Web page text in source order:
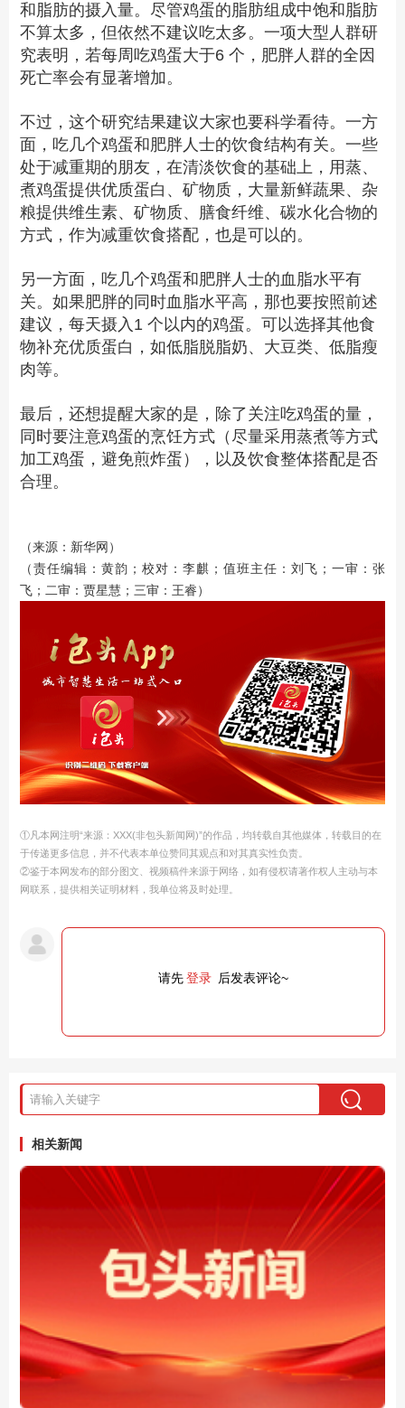
和脂肪的摄入量。尽管鸡蛋的脂肪组成中饱和脂肪
不算太多，但依然不建议吃太多。一项大型人群研
究表明，若每周吃鸡蛋大于6 个，肥胖人群的全因
死亡率会有显著增加。
不过，这个研究结果建议大家也要科学看待。一方
面，吃几个鸡蛋和肥胖人士的饮食结构有关。一些
处于减重期的朋友，在清淡饮食的基础上，用蒸、
煮鸡蛋提供优质蛋白、矿物质，大量新鲜蔬果、杂
粮提供维生素、矿物质、膳食纤维、碳水化合物的
方式，作为减重饮食搭配，也是可以的。
另一方面，吃几个鸡蛋和肥胖人士的血脂水平有
关。如果肥胖的同时血脂水平高，那也要按照前述
建议，每天摄入1 个以内的鸡蛋。可以选择其他食
物补充优质蛋白，如低脂脱脂奶、大豆类、低脂瘦
肉等。
最后，还想提醒大家的是，除了关注吃鸡蛋的量，
同时要注意鸡蛋的烹饪方式（尽量采用蒸煮等方式
加工鸡蛋，避免煎炸蛋），以及饮食整体搭配是否
合理。
（来源：新华网）
（责任编辑：黄韵；校对：李麒；值班主任：刘飞；一审：张
飞；二审：贾星慧；三审：王睿）
①凡本网注明“来源：XXX(非包头新闻网)”的作品，均转载自其他媒体，转载目的在
于传递更多信息，并不代表本单位赞同其观点和对其真实性负责。
②鉴于本网发布的部分图文、视频稿件来源于网络，如有侵权请著作权人主动与本
网联系，提供相关证明材料，我单位将及时处理。
请先登录 后发表评论~
相关新闻